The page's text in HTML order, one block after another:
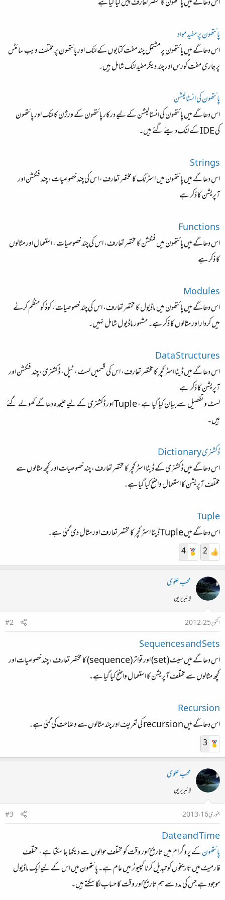
اس دھاگے میں پائتھون کا مختصر تعارف پیش کیا گیا ہے
پائتھون پر مفید مواد
اس دھاگے میں پائتھون پر مشتمل چند مفت کتابوں کے لنک اور پائتھون پر مختلف ویب سائٹس
پر جاری مفت کورس اور چند دیگر مفید لنک شامل ہیں۔
پائتھون کی انسٹالیشن
اس دھاگے میں پائتھون کی انسٹالیشن کے لیے درکار پائتھون کے ورژن کا لنک اور پائتھون
کی IDE کے لنک دیئے گئے ہیں۔
Strings
اس دھاگے میں پائتھون میں اسٹرنگ کا مختصر تعارف، اس کی چند خصوصیات ، چند فنکشن اور
آپریشن کا ذکر ہے
Functions
اس دھاگے میں پائتھون میں فنکشن کا مختصر تعارف، اس کی چند خصوصیات ، استعمال اور مثالوں
کا ذکر ہے
Modules
اس دھاگے میں پائتھون میں ماڈیول کا مختصر تعارف، اس کی چند خصوصیات ، کوڈ کو منظم کرنے
میں کردار اور مثالوں کا ذکر ہے۔ مشہور ماڈیول شامل نہیں۔
Data Structures
اس دھاگے میں ڈیٹا اسٹرکچر کا مختصر تعارف، اس کی قسمیں لسٹ ، ٹپل، ڈکشنری، چند فنکشن اور
آپریشن کا ذکر ہے
لسٹ و تفصیل سے بیان کیا گیا ہے ، Tuple اور ڈکشنری کے لیے علیحدہ دھاگے کھولے گئے
ہیں۔
ڈکشنری Dictionary
اس دھاگے میں ڈکشنری کے ڈیٹا اسٹرکچر کا مختصر تعارف ، چند خصوصیات اور کچھ مثالوں سے
مختلف آپریشن کا استعمال واضح کیا گیا ہے۔
Tuple
اس دھاگے میں Tuple ڈیٹا اسٹرکچر کا مختصر تعارف اور مثال دی گئی ہے۔
2
4
محب علوی
لائبریرین
اکتوبر 25، 2012
#2
Sequences and Sets
اس دھاگے میں سیٹ (set) اور تواتر (sequence) کا مختصر تعارف ، چند خصوصیات اور
کچھ مثالوں سے مختلف آپریشن کا استعمال واضح کیا گیا ہے۔​
Recursion
اس دھاگے میں recursion کی تعریف اور چند مثالوں سے وضاحت کی گئی ہے۔
3
محب علوی
لائبریرین
جنوری 16، 2013
#3
Date and Time
پائتھونکے پروگرام میں تاریخ اور وقت کو مختلف حوالوں سے دیکھا جا سکتا ہے ، مختلف
فارمیٹ میں تاریخوں کو تبدیل کرنا کمپیوٹر میں عام ہے۔ پائتھون میں اس کے لیے ایک ماڈیول
موجود ہے جس کی مدد سے ہم تاریخ اور وقت کا حساب لگا سکتے ہیں۔